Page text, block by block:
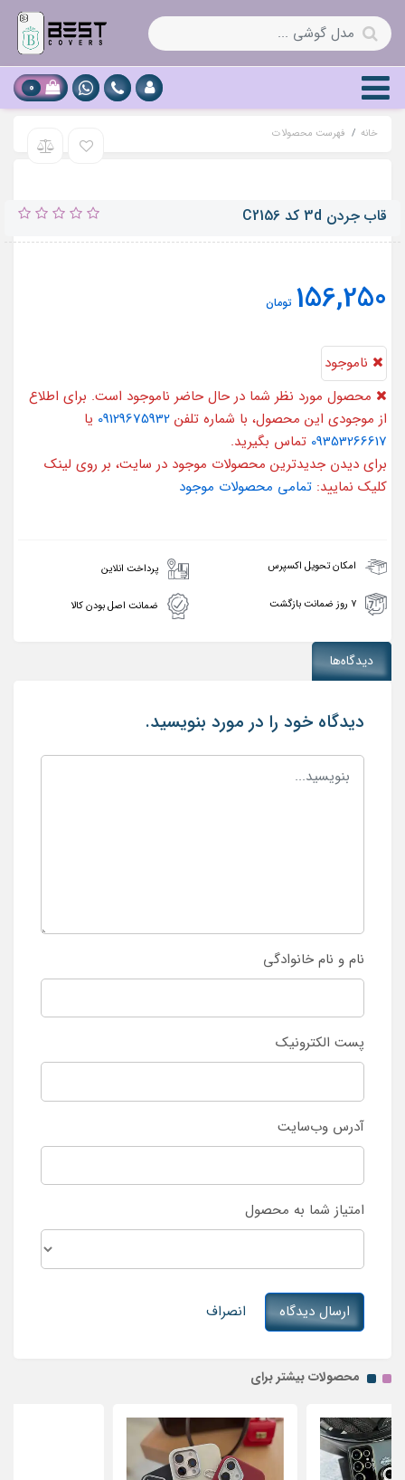
0
خانه فهرست محصولات
قاب جردن 3d کد C2156
156,250 تومان
ناموجود
محصول مورد نظر شما در حال حاضر ناموجود است. برای اطلاع
از موجودی این محصول، با شماره تلفن 09129675932 یا
09353266617 تماس بگیرید.
برای دیدن جدیدترین محصولات موجود در سایت، بر روی لینک
کلیک نمایید: تمامی محصولات موجود
امکان تحویل اکسپرس پرداخت انلاین
۷ روز ضمانت بازگشت ضمانت اصل بودن کالا
دیدگاه‌ها
دیدگاه خود را در مورد بنویسید.
نام و نام خانوادگی
پست الکترونیک
آدرس وب‌سایت
امتیاز شما به محصول
ارسال دیدگاه انصراف
محصولات بیشتر برای